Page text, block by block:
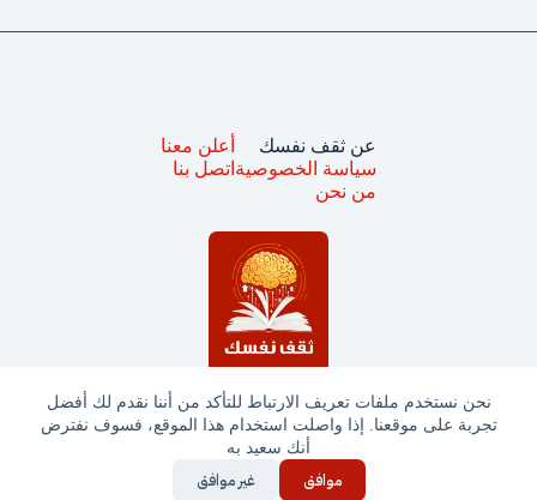
نحن نستخدم ملفات تعريف الارتباط للتأكد من أننا نقدم لك أفضل
تجربة على موقعنا. إذا واصلت استخدام هذا الموقع، فسوف نفترض
أنك سعيد به
موافق غير موافق
جميع الحقوق محفوظة © ثقف نفسك 2025
عن ثقف نفسك
سياسة الخصوصية
من نحن
أعلن معنا
اتصل بنا